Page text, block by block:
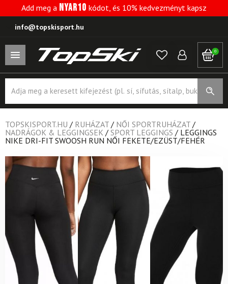
Add meg a NYAR10 kódot, és 10% kedvezményt kapsz
info@topskisport.hu
0
search
TOPSKISPORT.HU / RUHÁZAT / NŐI SPORTRUHÁZAT /
NADRÁGOK & LEGGINGSEK / SPORT LEGGINGS / LEGGINGS
NIKE DRI-FIT SWOOSH RUN NŐI FEKETE/EZÜST/FEHÉR